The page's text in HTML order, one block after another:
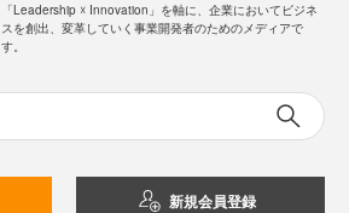
「Leadership ☓ Innovation」を軸に、企業においてビジネ
スを創出、変革していく事業開発者のためのメディアで
す。
新規会員登録